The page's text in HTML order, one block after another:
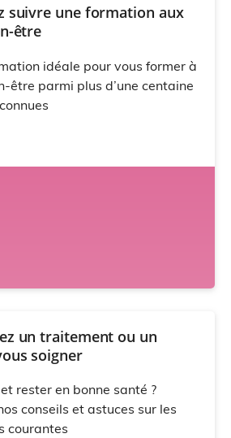
suivre une formation aux
être
idéale pour vous former à
être parmi plus d’une centaine
un traitement ou un
soigner
rester en bonne santé ?
conseils et astuces sur les
courantes